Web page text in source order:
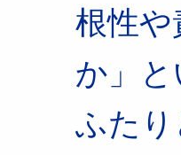
根性
か」と
ふた